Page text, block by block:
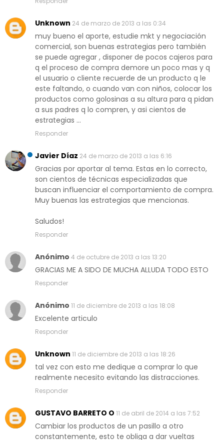
Unknown 24 de marzo de 2013 a las 0:34
muy bueno el aporte, estudie mkt y negociación
comercial, son buenas estrategias pero también
se puede agregar , disponer de pocos cajeros para
q el proceso de compra demore un poco mas y q
el usuario o cliente recuerde de un producto q le
este faltando, o cuando van con niños, colocar los
productos como golosinas a su altura para q pidan
a sus padres q lo compren, y asi cientos de
estrategias ...
Responder
Javier Díaz 24 de marzo de 2013 a las 6:16
Gracias por aportar al tema. Estas en lo correcto,
son cientos de técnicas especializadas que
buscan influenciar el comportamiento de compra.
Muy buenas las estrategias que mencionas.
Saludos!
Responder
Anónimo 4 de octubre de 2013 a las 13:20
GRACIAS ME A SIDO DE MUCHA ALLUDA TODO ESTO
Responder
Anónimo 11 de diciembre de 2013 a las 18:08
Excelente articulo
Responder
Unknown 11 de diciembre de 2013 a las 18:26
tal vez con esto me dedique a comprar lo que
realmente necesito evitando las distracciones.
Responder
GUSTAVO BARRETO O 11 de abril de 2014 a las 7:52
Cambiar los productos de un pasillo a otro
constantemente, esto te obliga a dar vueltas